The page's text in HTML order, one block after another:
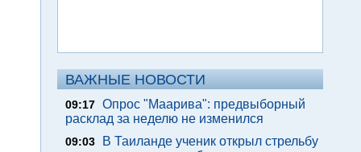
ВАЖНЫЕ НОВОСТИ
09:17 Опрос "Mаарива": предвыборный
расклад за неделю не изменился
09:03
В Таиланде ученик открыл стрельбу